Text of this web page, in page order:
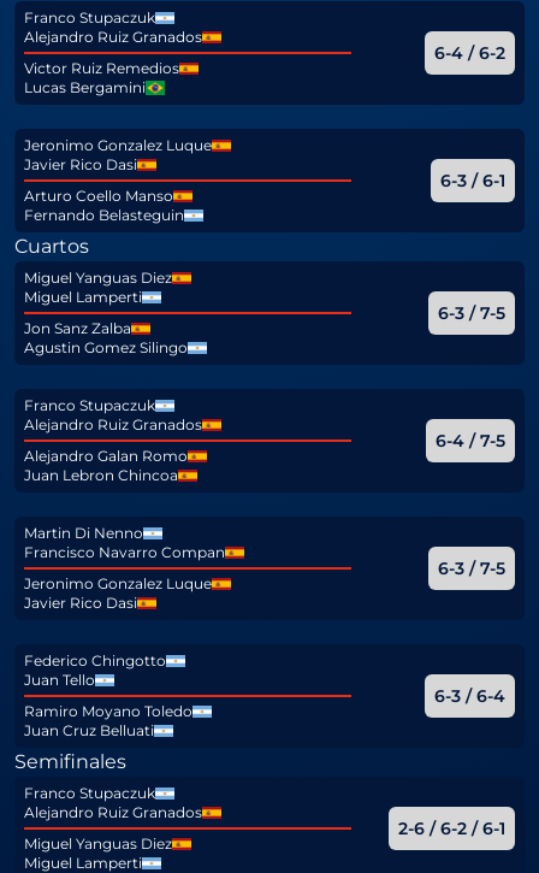
Franco Stupaczuk
Alejandro Ruiz Granados
Victor Ruiz Remedios
Lucas Bergamini
6-4 / 6-2
Jeronimo Gonzalez Luque
Javier Rico Dasi
Arturo Coello Manso
Fernando Belasteguin
6-3 / 6-1
Cuartos
Miguel Yanguas Diez
Miguel Lamperti
Jon Sanz Zalba
Agustin Gomez Silingo
6-3 / 7-5
Franco Stupaczuk
Alejandro Ruiz Granados
Alejandro Galan Romo
Juan Lebron Chincoa
6-4 / 7-5
Martin Di Nenno
Francisco Navarro Compan
Jeronimo Gonzalez Luque
Javier Rico Dasi
6-3 / 7-5
Federico Chingotto
Juan Tello
Ramiro Moyano Toledo
Juan Cruz Belluati
6-3 / 6-4
Semifinales
Franco Stupaczuk
Alejandro Ruiz Granados
Miguel Yanguas Diez
Miguel Lamperti
2-6 / 6-2 / 6-1